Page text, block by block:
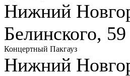
Нижний
Белинского, 59
Концертный Пакгауз
Нижний